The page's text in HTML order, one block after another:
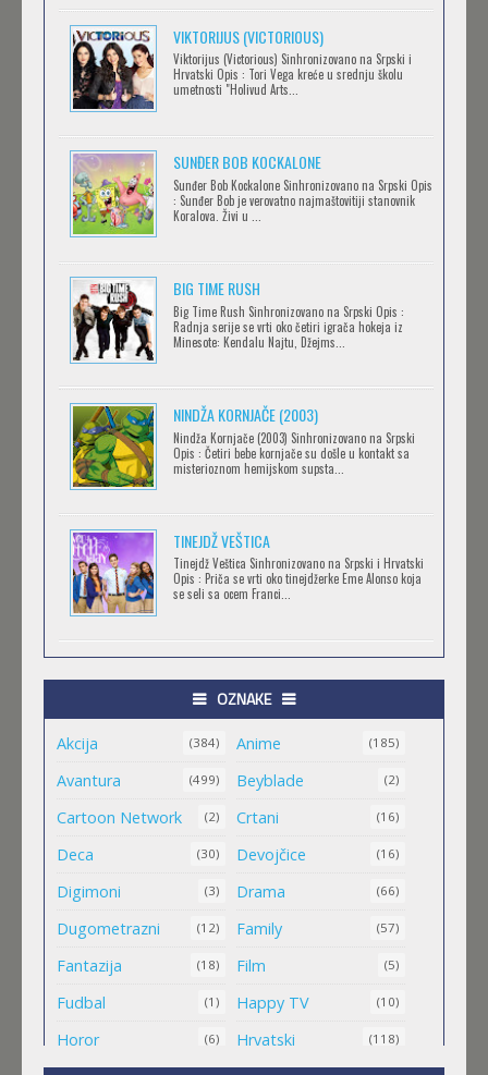
SERVAMP
Feb 12 2023 |
2.43: SEIIN HIGH SCHOOL BOYS VOLLEYBALL
TEAM
CLEAN FREAK! AOYAMA-KUN
Feb 12 2023 |Gledaj »
RECORD OF RAGNAROK
Feb 11 2023 |Gledaj »
TORADORA
Feb 11 2023 |Gledaj »
TRIGUN STAMPEDE
Feb 11 2023 |Gledaj »
ORIENT
Feb 11 2023 |Gledaj »
MALI MEDA ČARLI
MAO MAO HEROJI CISTOG SRCA
VIKTORIJUS (VICTORIOUS)
Viktorijus (Victorious) Sinhronizovano na Srpski i
Hrvatski Opis : Tori Vega kreće u srednju školu
umetnosti "Holivud Arts...
SUNĐER BOB KOCKALONE
Sunđer Bob Kockalone Sinhronizovano na Srpski Opis
: Sunđer Bob je verovatno najmaštovitiji stanovnik
Koralova. Živi u ...
BIG TIME RUSH
Big Time Rush Sinhronizovano na Srpski Opis :
Radnja serije se vrti oko četiri igrača hokeja iz
Minesote: Kendalu Najtu, Džejms...
NINDŽA KORNJAČE (2003)
Nindža Kornjače (2003) Sinhronizovano na Srpski
Opis : Četiri bebe kornjače su došle u kontakt sa
misterioznom hemijskom supsta...
TINEJDŽ VEŠTICA
Tinejdž Veštica Sinhronizovano na Srpski i Hrvatski
Opis : Priča se vrti oko tinejdžerke Eme Alonso koja
se seli sa ocem Franci...
OZNAKE
Akcija (384) Anime (185)
Avantura (499) Beyblade (2)
Cartoon Network (2) Crtani (16)
Deca (30) Devojčice (16)
Digimoni (3) Drama (66)
Dugometrazni (12) Family (57)
Fantazija (18) Film (5)
Fudbal (1) Happy TV (10)
Horor (6) Hrvatski (118)